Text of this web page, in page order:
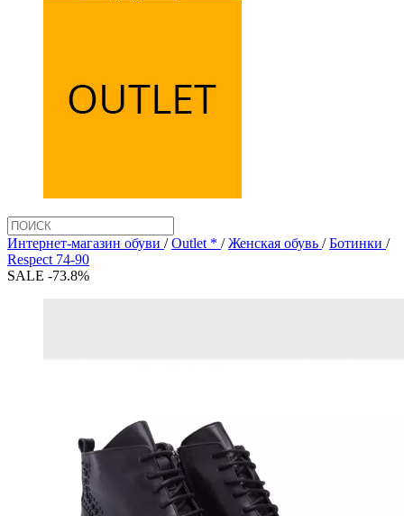
Интернет-магазин обуви /Outlet * /Женская обувь /Ботинки /
Respect 74-90
SALE -73.8%